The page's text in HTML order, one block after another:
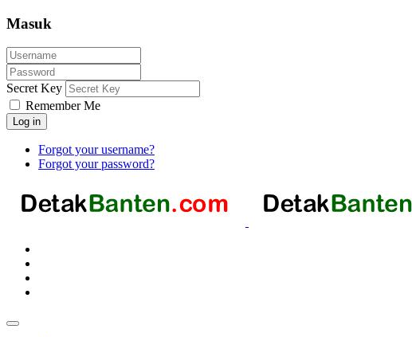
Masuk
Secret Key
Remember Me
Log in
Forgot your username?
Forgot your password?